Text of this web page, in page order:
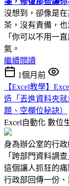
沒想到，卻像是
茶，沒有責備，
「你可以不用一
氣。
繼續閱讀
1個月前
【Excel教學】
造「丟進資料夾
題、空欄位秘訣）
Excel自動化 數位
身為辦公室的行
「跨部門資料調
這個讓人抓狂的
行政部回傳一份